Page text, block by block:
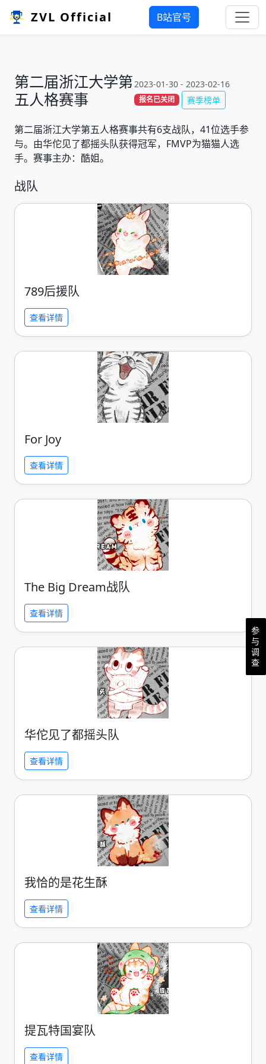
ZVL Official B站官号
第二届浙江大学第
五人格赛事
2023-01-30 - 2023-02-16
报名已关闭 赛季榜单
第二届浙江大学第五人格赛事共有6支战队，41位选手参
与。由华佗见了都摇头队获得冠军，FMVP为猫猫人选
手。赛事主办：酷姐。
战队
789后援队
查看详情
For Joy
查看详情
The Big Dream战队
查看详情
华佗见了都摇头队
查看详情
我恰的是花生酥
查看详情
提瓦特国宴队
查看详情
参
与
调
查